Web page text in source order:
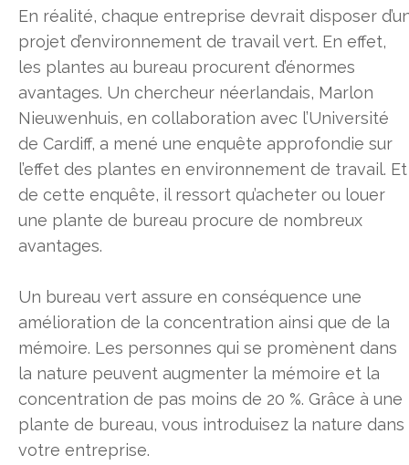
En réalité, chaque entreprise devrait disposer
projet d’environnement de travail vert. En effet,
les plantes au bureau procurent d’énormes
avantages. Un chercheur néerlandais, Marlon
Nieuwenhuis, en collaboration avec l’Université
de Cardiff, a mené une enquête approfondie sur
l’effet des plantes en environnement de travail. Et
de cette enquête, il ressort qu’acheter ou louer
une plante de bureau procure de nombreux
avantages.
Un bureau vert assure en conséquence une
amélioration de la concentration ainsi que de la
mémoire. Les personnes qui se promènent dans
la nature peuvent augmenter la mémoire et la
concentration de pas moins de 20 %. Grâce à une
plante de bureau, vous introduisez la nature dans
votre entreprise.